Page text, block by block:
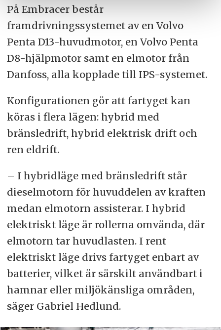
På Embracer består
framdrivningssystemet av en Volvo
Penta D13-huvudmotor, en Volvo Penta
D8-hjälpmotor samt en elmotor från
Danfoss, alla kopplade till IPS-systemet.
Konfigurationen gör att fartyget kan
köras i flera lägen: hybrid med
bränsledrift, hybrid elektrisk drift och
ren eldrift.
– I hybridläge med bränsledrift står
dieselmotorn för huvuddelen av kraften
medan elmotorn assisterar. I hybrid
elektriskt läge är rollerna omvända, där
elmotorn tar huvudlasten. I rent
elektriskt läge drivs fartyget enbart av
batterier, vilket är särskilt användbart i
hamnar eller miljökänsliga områden,
säger Gabriel Hedlund.